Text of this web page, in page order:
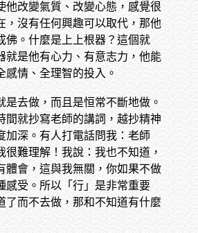
他改變氣質、改變心態，感覺很
，沒有任何興趣可以取代，那他
佛。什麼是上上根器？這個就
就是他有心力、有意志力，他能
感情、全理智的投入。
是去做，而且是恒常不斷地做。
間就抄寫老師的講詞，越抄精神
加深。有人打電話問我：老師
很難理解！我說：我也不知道，
體會，這與我無關，你如果不做
感受。所以「行」是非常重要
了而不去做，那和不知道有什麼